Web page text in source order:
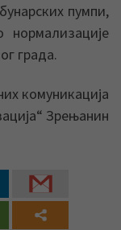
пумпи,
града.
комуникација
Зрењанин